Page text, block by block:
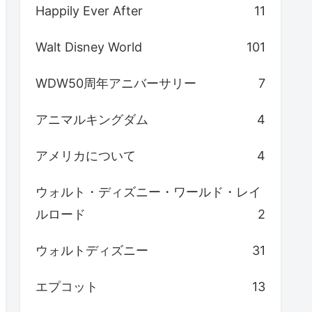
Happily Ever After 11
Walt Disney World 101
WDW50周年アニバーサリー 7
アニマルキングダム 4
アメリカについて 4
ウォルト・ディズニー・ワールド・レイ
ルロード
2
ウォルトディズニー 31
エプコット 13